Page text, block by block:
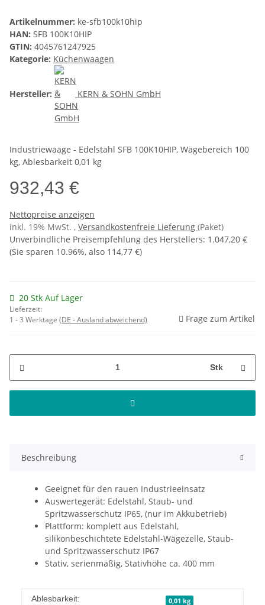
Artikelnummer: ke-sfb100k10hip
HAN: SFB 100K10HIP
GTIN: 4045761247925
Kategorie: Küchenwaagen
Hersteller: KERN & SOHN GmbH
Industriewaage - Edelstahl SFB 100K10HIP, Wägebereich 100
kg, Ablesbarkeit 0,01 kg
932,43 €
Nettopreise anzeigen
inkl. 19% MwSt. , Versandkostenfreie Lieferung (Paket)
Unverbindliche Preisempfehlung des Herstellers: 1.047,20 €
(Sie sparen 10.96%, also 114,77 €)
20 Stk Auf Lager
Lieferzeit:
1 - 3 Werktage (DE - Ausland abweichend) Frage zum Artikel
Stk
Beschreibung
Geeignet für den rauen Industrieeinsatz
Auswertegerät: Edelstahl, Staub- und
Spritzwasserschutz IP65, (nur im Akkubetrieb)
Plattform: komplett aus Edelstahl,
silikonbeschichtete Edelstahl-Wägezelle, Staub-
und Spritzwasserschutz IP67
Stativ, serienmäßig, Stativhöhe ca. 400 mm
Ablesbarkeit: 0,01 kg